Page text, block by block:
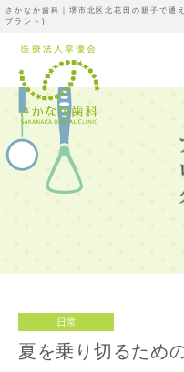
さかなか歯科｜堺市北区北花田の親子で通
プラント)
日常
夏を乗り切るため